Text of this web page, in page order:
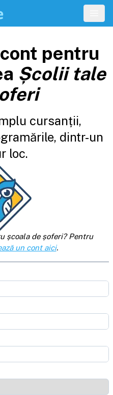
pentru
Școlii tale
cursanții,
dintr-un
loc.
școala de șoferi? Pentru
un cont aici.